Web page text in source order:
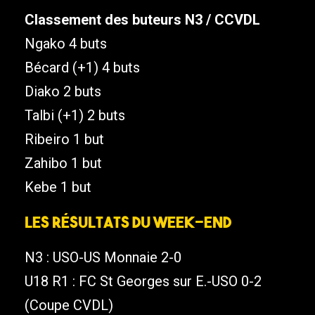
Classement des buteurs N3 / CCVDL
Ngako 4 buts
Bécard (+1) 4 buts
Diako 2 buts
Talbi (+1) 2 buts
Ribeiro 1 but
Zahibo 1 but
Kebe 1 but
Les résultats du week-end
N3 : USO-US Monnaie 2-0
U18 R1 : FC St Georges sur E.-USO 0-2
(Coupe CVDL)